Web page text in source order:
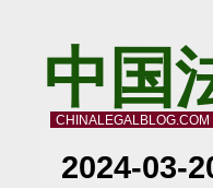
中国
CHINALEGALBLOG.COM
2024-03-